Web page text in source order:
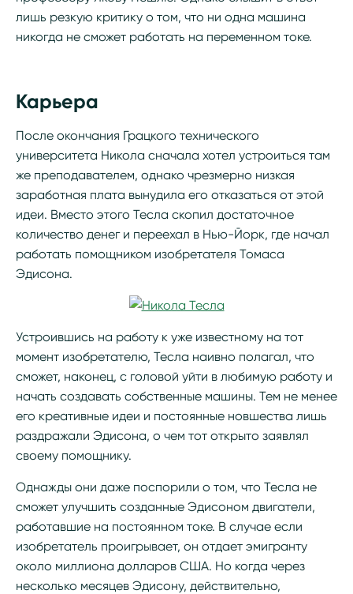
лишь резкую критику о том, что ни одна машина
никогда не сможет работать на переменном токе.
Карьера
После окончания Грацкого технического
университета Никола сначала хотел устроиться там
же преподавателем, однако чрезмерно низкая
заработная плата вынудила его отказаться от этой
идеи. Вместо этого Тесла скопил достаточное
количество денег и переехал в Нью-Йорк, где начал
работать помощником изобретателя Томаса
Эдисона.
Устроившись на работу к уже известному на тот
момент изобретателю, Тесла наивно полагал, что
сможет, наконец, с головой уйти в любимую работу и
начать создавать собственные машины. Тем не менее
его креативные идеи и постоянные новшества лишь
раздражали Эдисона, о чем тот открыто заявлял
своему помощнику.
Однажды они даже поспорили о том, что Тесла не
сможет улучшить созданные Эдисоном двигатели,
работавшие на постоянном токе. В случае если
изобретатель проигрывает, он отдает эмигранту
около миллиона долларов США. Но когда через
несколько месяцев Эдисону, действительно,